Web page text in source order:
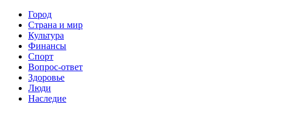
Город
Страна и мир
Культура
Финансы
Спорт
Вопрос-ответ
Здоровье
Люди
Наследие